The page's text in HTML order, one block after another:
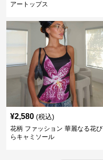
アートップス
¥2,580 (税込)
花柄 ファッション 華麗なる花び
らキャミソール